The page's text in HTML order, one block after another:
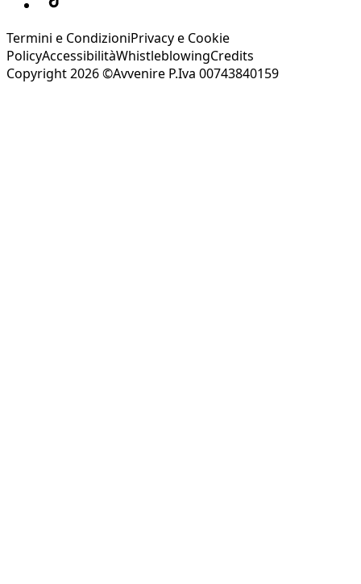
Termini e CondizioniPrivacy e Cookie
PolicyAccessibilitàWhistleblowingCredits
Copyright 2026 ©Avvenire P.Iva 00743840159